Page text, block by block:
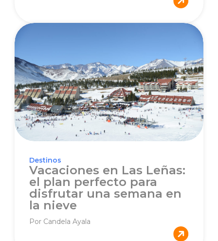
Destinos
Vacaciones en Las Leñas:
el plan perfecto para
disfrutar una semana en
la nieve
Por Candela Ayala